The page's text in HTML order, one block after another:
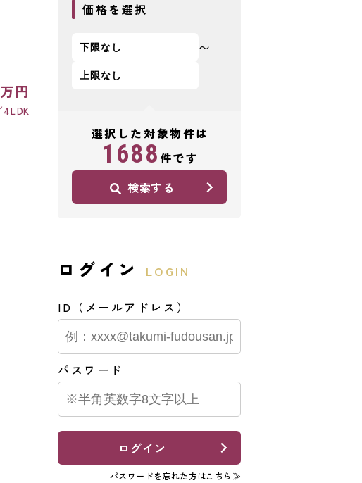
万円
4LDK
価格を選択
〜
選択した対象物件は
1688件です
検索する
ログイン LOGIN
ID（メールアドレス）
パスワード
ログイン
パスワードを忘れた方はこちら≫